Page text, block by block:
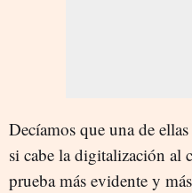
Decíamos que una de
si cabe la digitalización al
prueba más evidente y